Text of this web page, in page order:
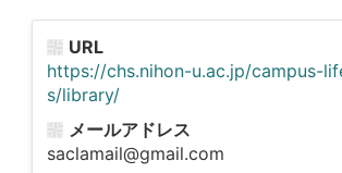
URL
https://chs.nihon-u.ac.jp/campus-
s/library/
メールアドレス
saclamail@gmail.com